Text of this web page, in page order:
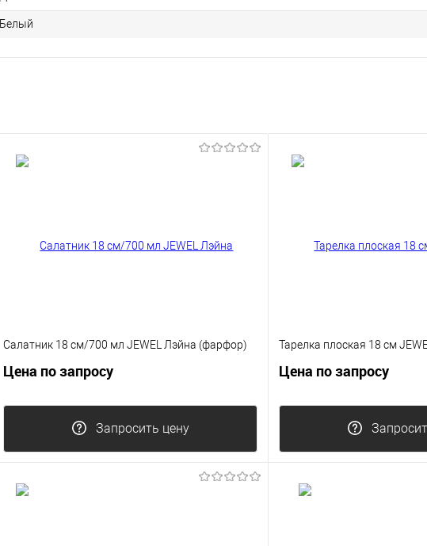
Белый
Салатник 18 см/700 мл JEWEL Лэйна (фарфор)
Цена по запросу
Запросить цену
Тарелка плоская 18 см
Цена по запросу